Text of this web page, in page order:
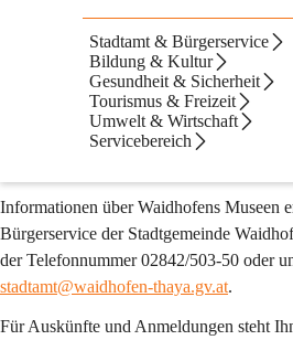
Stadtamt & Bürgerservice
Bildung & Kultur
Gesundheit & Sicherheit
Tourismus & Freizeit
Umwelt & Wirtschaft
Servicebereich
Museen
Im Waldviertel und vor allem in
Tradition groß geschrieben. Einen
leisten die liebevoll eingerichteten
die geschichtliche, kulturelle und
Informationen über Waidhofens Museen
Bürgerservice der Stadtgemeinde
der Telefonnummer 02842/503-50 oder
stadtamt@waidhofen-thaya.gv.at.
Für Auskünfte und Anmeldungen steht